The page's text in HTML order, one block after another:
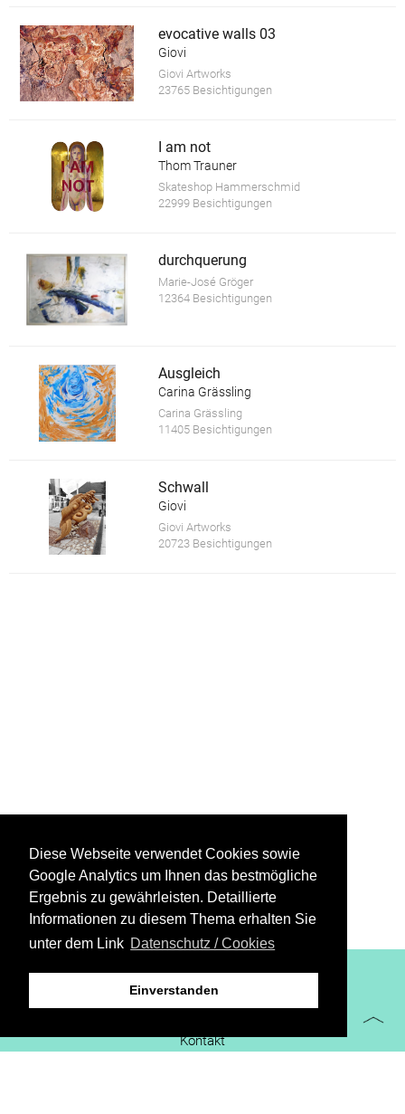
Diese Webseite verwendet Cookies sowie
Google Analytics um Ihnen das bestmögliche
Ergebnis zu gewährleisten. Detaillierte
Informationen zu diesem Thema erhalten Sie
unter dem Link Datenschutz / Cookies
Einverstanden
evocative walls 03
Giovi
Giovi Artworks
23765 Besichtigungen
I am not
Thom Trauner
Skateshop Hammerschmid
22999 Besichtigungen
durchquerung
Marie-José Gröger
12364 Besichtigungen
Ausgleich
Carina Grässling
Carina Grässling
11405 Besichtigungen
Schwall
Giovi
Giovi Artworks
20723 Besichtigungen
XiBIT Infoguide 2021
Kontakt